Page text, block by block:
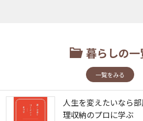
暮らしの一
一覧をみる
人生を変えたいなら
理収納のプロに学ぶ